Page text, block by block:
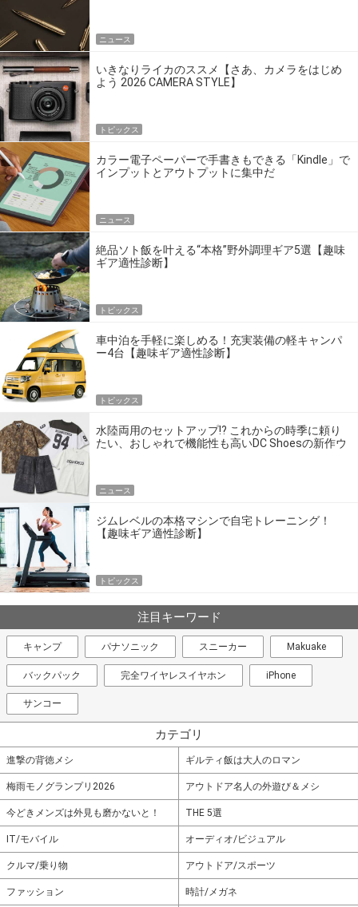
ニュース
いきなりライカのススメ【さあ、カメラをはじめ
よう 2026 CAMERA STYLE】
トピックス
カラー電子ペーパーで手書きもできる「Kindle」で
インプットとアウトプットに集中だ
ニュース
絶品ソト飯を叶える“本格”野外調理ギア5選【趣味
ギア適性診断】
トピックス
車中泊を手軽に楽しめる！充実装備の軽キャンパ
ー4台【趣味ギア適性診断】
トピックス
水陸両用のセットアップ!? これからの時季に頼り
たい、おしゃれで機能性も高いDC Shoesの新作ウ
ニュース
ジムレベルの本格マシンで自宅トレーニング！
【趣味ギア適性診断】
トピックス
注目キーワード
キャンプ パナソニック スニーカー Makuake
バックパック 完全ワイヤレスイヤホン iPhone
サンコー
カテゴリ
進撃の背徳メシ ギルティ飯は大人のロマン
梅雨モノグランプリ2026 アウトドア名人の外遊び＆メシ
今どきメンズは外見も磨かないと！ THE 5選
IT/モバイル オーディオ/ビジュアル
クルマ/乗り物 アウトドア/スポーツ
ファッション 時計/メガネ